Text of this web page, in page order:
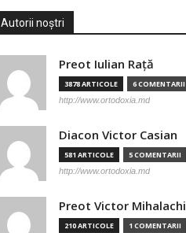
Autorii noștri
Preot Iulian Raţă
3878 ARTICOLE 6 COMENTARII
http://www.ortodoxia.md
Diacon Victor Casian
581 ARTICOLE 5 COMENTARII
http://www.ortodoxia.md
Preot Victor Mihalachi
210 ARTICOLE 1 COMENTARII